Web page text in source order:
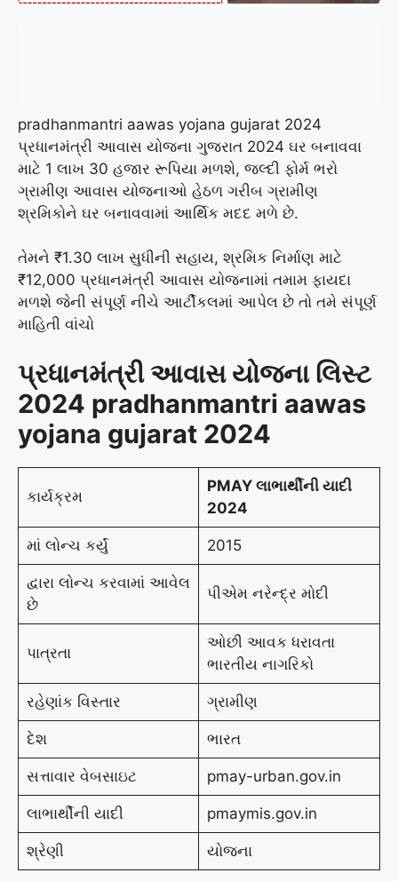
pradhanmantri aawas yojana gujarat 2024
પ્રધાનમંત્રી આવાસ યોજના ગુજરાત 2024 ઘર બનાવવા
માટે 1 લાખ 30 હજાર રૂપિયા મળશે, જલ્દી ફોર્મ ભરો
ગ્રામીણ આવાસ યોજનાઓ હેઠળ ગરીબ ગ્રામીણ
શ્રમિકોને ઘર બનાવવામાં આર્થિક મદદ મળે છે.
તેમને ₹1.30 લાખ સુધીની સહાય, શ્રમિક નિર્માણ માટે
₹12,000 પ્રધાનમંત્રી આવાસ યોજનામાં તમામ ફાયદા
મળશે જેની સંપૂર્ણ નીચે આર્ટીકલમાં આપેલ છે તો તમે સંપૂર્ણ
માહિતી વાંચો
પ્રધાનમંત્રી આવાસ યોજના લિસ્ટ
2024 pradhanmantri aawas
yojana gujarat 2024
કાર્યક્રમ
PMAY લાભાર્થીની યાદી
2024
માં લોન્ચ કર્યું 2015
દ્વારા લોન્ચ કરવામાં આવેલ
છે
પીએમ નરેન્દ્ર મોદી
પાત્રતા
ઓછી આવક ધરાવતા
ભારતીય નાગરિકો
રહેણાંક વિસ્તાર ગ્રામીણ
દેશ ભારત
સત્તાવાર વેબસાઇટ pmay-urban.gov.in
લાભાર્થીની યાદી pmaymis.gov.in
શ્રેણી યોજના